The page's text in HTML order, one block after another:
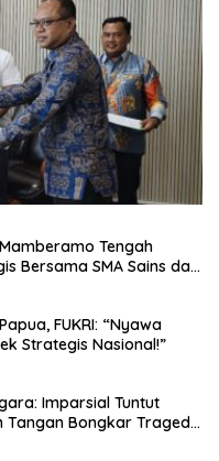
Tengah
Bersama SMA Sains dan
FUKRI: “Nyawa
Strategis Nasional!”
Imparsial Tuntut
Tangan Bongkar Tragedi